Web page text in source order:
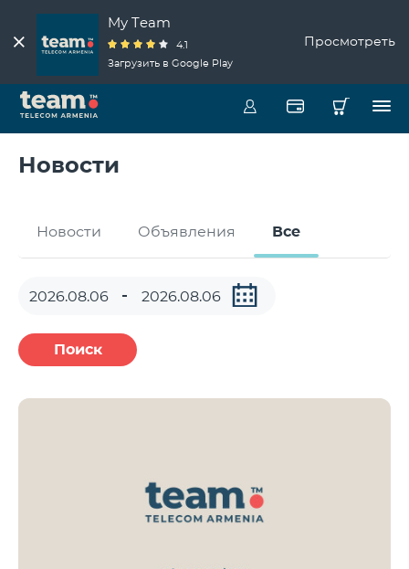
My Team
4.1
Загрузить в Google Play
Просмотреть
Новости
Новости Объявления Все
Поиск